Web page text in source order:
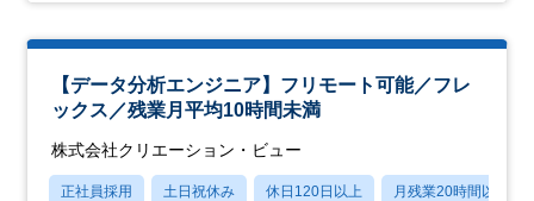
【データ分析エンジニア】フリモート可能／フレ
ックス／残業月平均10時間未満
株式会社クリエーション・ビュー
正社員採用 土日祝休み 休日120日以上 月残業20時間以内